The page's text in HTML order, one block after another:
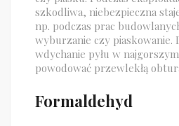
szkodliwa, niebezpieczna
np. podczas prac
wyburzanie czy piaskowanie.
wdychanie pyłu w
powodować przewlekłą
Formaldehyd